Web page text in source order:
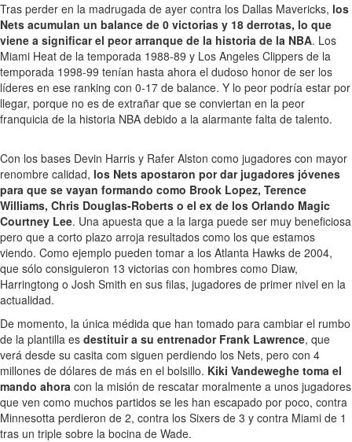
Tras perder en la madrugada de ayer contra los Dallas Mavericks, los
Nets acumulan un balance de 0 victorias y 18 derrotas, lo que
viene a significar el peor arranque de la historia de la NBA. Los
Miami Heat de la temporada 1988-89 y Los Angeles Clippers de la
temporada 1998-99 tenían hasta ahora el dudoso honor de ser los
líderes en ese ranking con 0-17 de balance. Y lo peor podría estar por
llegar, porque no es de extrañar que se conviertan en la peor
franquicia de la historia NBA debido a la alarmante falta de talento.
Con los bases Devin Harris y Rafer Alston como jugadores con mayor
renombre calidad, los Nets apostaron por dar jugadores jóvenes
para que se vayan formando como Brook Lopez, Terence
Williams, Chris Douglas-Roberts o el ex de los Orlando Magic
Courtney Lee. Una apuesta que a la larga puede ser muy beneficiosa
pero que a corto plazo arroja resultados como los que estamos
viendo. Como ejemplo pueden tomar a los Atlanta Hawks de 2004,
que sólo consiguieron 13 victorias con hombres como Diaw,
Harringtong o Josh Smith en sus filas, jugadores de primer nivel en la
actualidad.
De momento, la única médida que han tomado para cambiar el rumbo
de la plantilla es destituir a su entrenador Frank Lawrence, que
verá desde su casita com siguen perdiendo los Nets, pero con 4
millones de dólares de más en el bolsillo. Kiki Vandeweghe toma el
mando ahora con la misión de rescatar moralmente a unos jugadores
que ven como muchos partidos se les han escapado por poco, contra
Minnesotta perdieron de 2, contra los Sixers de 3 y contra Miami de 1
tras un triple sobre la bocina de Wade.